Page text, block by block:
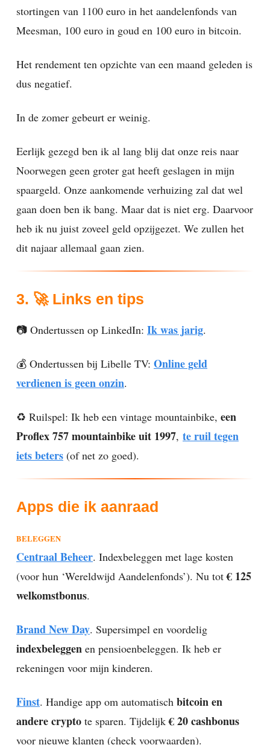
stortingen van 1100 euro in het aandelenfonds van
Meesman, 100 euro in goud en 100 euro in bitcoin.
Het rendement ten opzichte van een maand geleden is
dus negatief.
In de zomer gebeurt er weinig.
Eerlijk gezegd ben ik al lang blij dat onze reis naar
Noorwegen geen groter gat heeft geslagen in mijn
spaargeld. Onze aankomende verhuizing zal dat wel
gaan doen ben ik bang. Maar dat is niet erg. Daarvoor
heb ik nu juist zoveel geld opzijgezet. We zullen het
dit najaar allemaal gaan zien.
3. 🚀Links en tips
📷 Ondertussen op LinkedIn: Ik was jarig.
💰 Ondertussen bij Libelle TV: Online geld
verdienen is geen onzin.
♻️ Ruilspel: Ik heb een vintage mountainbike, een
Proflex 757 mountainbike uit 1997, te ruil tegen
iets beters (of net zo goed).
Apps die ik aanraad
BELEGGEN
Centraal Beheer. Indexbeleggen met lage kosten
(voor hun ‘Wereldwijd Aandelenfonds’). Nu tot€ 125
welkomstbonus.
Brand New Day. Supersimpel en voordelig
indexbeleggen en pensioenbeleggen. Ik heb er
rekeningen voor mijn kinderen.
Finst. Handige app om automatisch bitcoin en
andere crypto te sparen. Tijdelijk€ 20 cashbonus
voor nieuwe klanten (check voorwaarden).